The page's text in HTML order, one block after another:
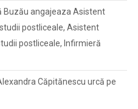
Buzău angajeaza Asistent
postliceale, Asistent
postliceale, Infirmieră
Căpitănescu urcă pe